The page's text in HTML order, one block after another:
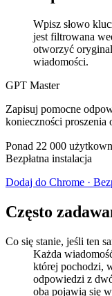
Wpisz słowo
jest filtrowana
otworzyć
wiadomości.
GPT Master
Zapisuj pomocne
konieczności proszenia
Ponad 22 000
Bezpłatna instalacja
Dodaj do Chrome ·
Często
Co się stanie, jeśli ten
Każda
której pochodzi,
odpowiedzi z
oba pojawią się